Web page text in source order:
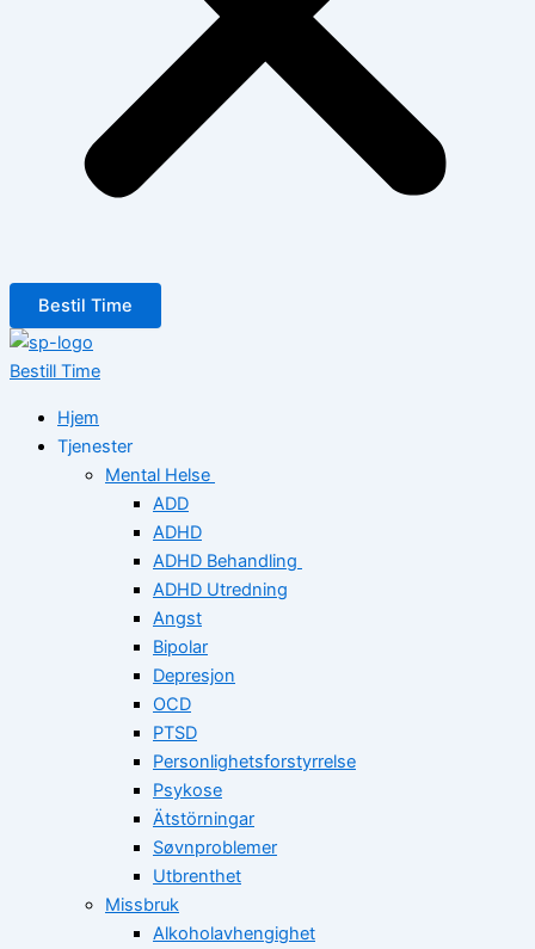
Bestil Time
Bestill Time
Hjem
Tjenester
Mental Helse
ADD
ADHD
ADHD Behandling
ADHD Utredning
Angst
Bipolar
Depresjon
OCD
PTSD
Personlighetsforstyrrelse
Psykose
Ätstörningar
Søvnproblemer
Utbrenthet
Missbruk
Alkoholavhengighet